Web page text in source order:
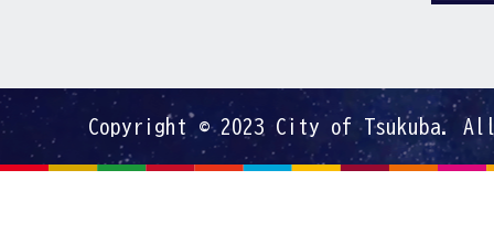
Copyright © 2023 City of Tsukuba.